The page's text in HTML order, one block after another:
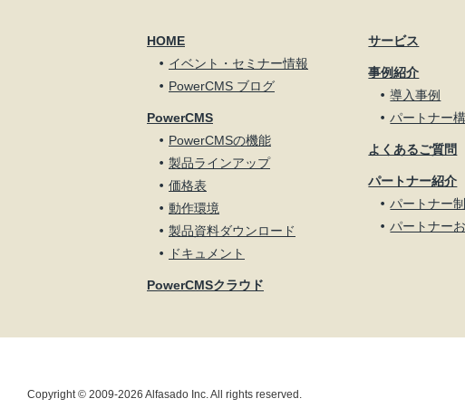
HOME
イベント・セミナー情報
PowerCMS ブログ
PowerCMS
PowerCMSの機能
製品ラインアップ
価格表
動作環境
製品資料ダウンロード
ドキュメント
PowerCMSクラウド
サービス
事例紹介
導入事例
パートナー
よくあるご質問
パートナー紹介
パートナー
パートナー
Copyright © 2009-2026 Alfasado Inc. All rights reserved.